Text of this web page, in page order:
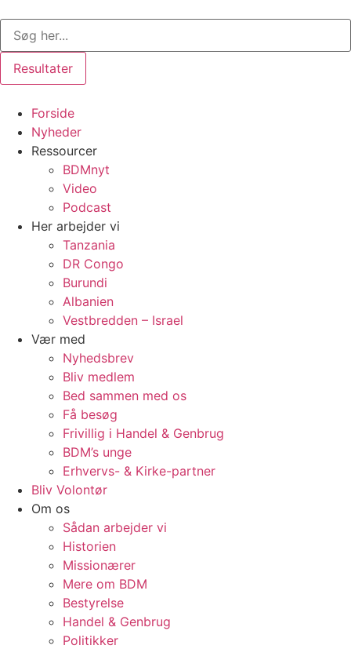
indhold
Search
Resultater
Forside
Nyheder
Ressourcer
BDMnyt
Video
Podcast
Her arbejder vi
Tanzania
DR Congo
Burundi
Albanien
Vestbredden – Israel
Vær med
Nyhedsbrev
Bliv medlem
Bed sammen med os
Få besøg
Frivillig i Handel & Genbrug
BDM’s unge
Erhvervs- & Kirke-partner
Bliv Volontør
Om os
Sådan arbejder vi
Historien
Missionærer
Mere om BDM
Bestyrelse
Handel & Genbrug
Politikker